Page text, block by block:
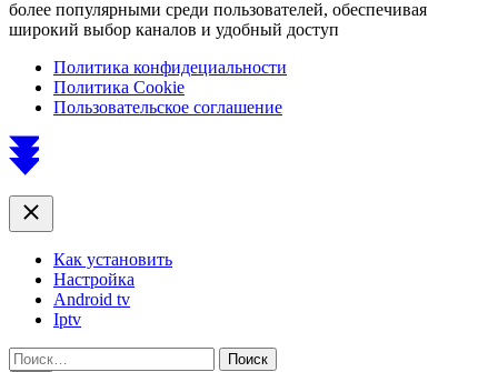
более популярными среди пользователей, обеспечивая
широкий выбор каналов и удобный доступ
Политика конфидециальности
Политика Cookie
Пользовательское соглашение
Scroll
to
Close
Как установить
Настройка
Android tv
Iptv
Найти: